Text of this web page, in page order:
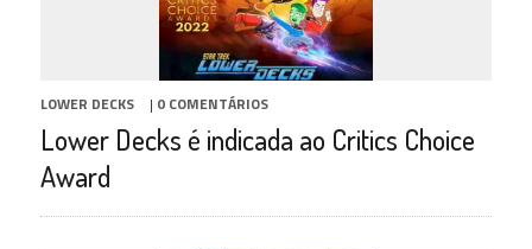
LOWER DECKS | 0 COMENTÁRIOS
Lower Decks é indicada ao Critics Choice
Award